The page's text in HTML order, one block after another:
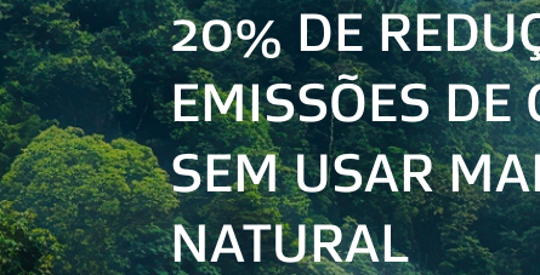
20% DE
EMISSÕES DE
SEM USAR
NATURAL